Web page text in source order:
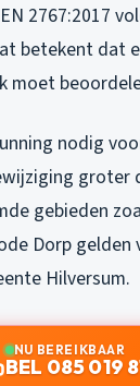
2767:2017
betekent dat
moet
nodig
groter
gebieden
Dorp gelden
Hilversum.
NU BEREIKBAAR
BEL 085 019